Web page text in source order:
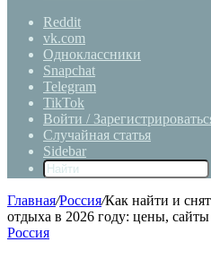
Reddit
vk.com
Одноклассники
Snapchat
Telegram
TikTok
Войти /
Случайная статья
Sidebar
Главная/Россия/Как найти и
отдыха в 2026 году: цены,
Россия